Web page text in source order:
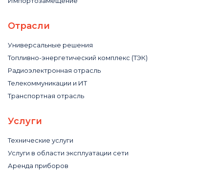
Отрасли
Универсальные решения
Топливно-энергетический комплекс (ТЭК)
Радиоэлектронная отрасль
Телекоммуникации и ИТ
Транспортная отрасль
Услуги
Технические услуги
Услуги в области эксплуатации сети
Аренда приборов